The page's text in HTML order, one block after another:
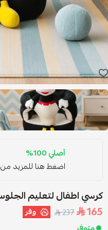
أصلي 100%
اضغط هنا للمزيد من
كرسي اطفال لتعليم
165
237 وفر